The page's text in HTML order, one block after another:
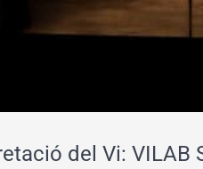
del Vi: VILAB